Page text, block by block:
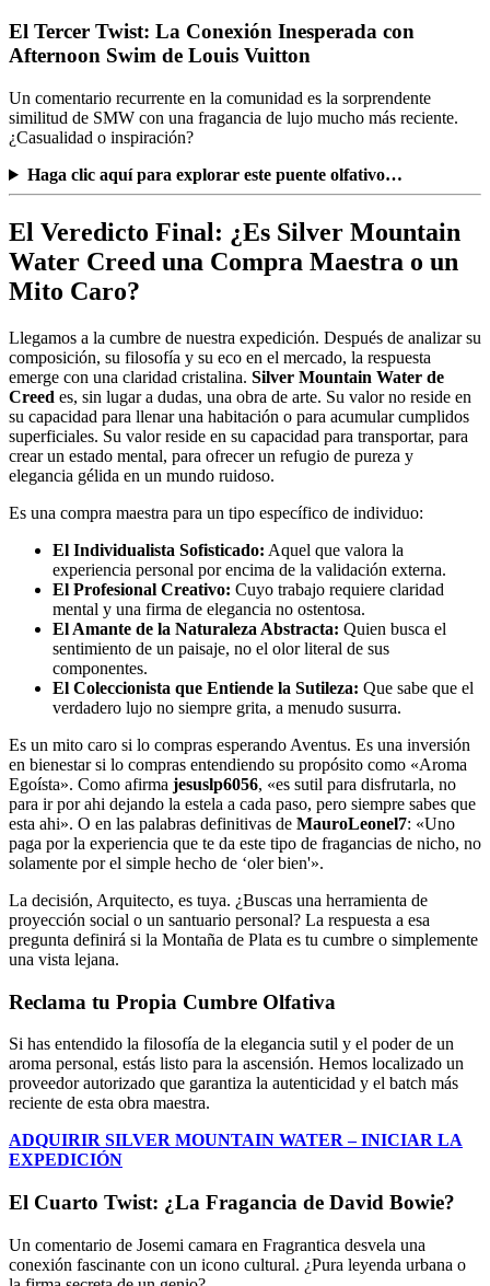
El Tercer Twist: La Conexión Inesperada con
Afternoon Swim de Louis Vuitton
Un comentario recurrente en la comunidad es la sorprendente
similitud de SMW con una fragancia de lujo mucho más reciente.
¿Casualidad o inspiración?
Haga clic aquí para explorar este puente olfativo…
El Veredicto Final: ¿Es Silver Mountain
Water Creed una Compra Maestra o un
Mito Caro?
Llegamos a la cumbre de nuestra expedición. Después de analizar su
composición, su filosofía y su eco en el mercado, la respuesta
emerge con una claridad cristalina. Silver Mountain Water de
Creed es, sin lugar a dudas, una obra de arte. Su valor no reside en
su capacidad para llenar una habitación o para acumular cumplidos
superficiales. Su valor reside en su capacidad para transportar, para
crear un estado mental, para ofrecer un refugio de pureza y
elegancia gélida en un mundo ruidoso.
Es una compra maestra para un tipo específico de individuo:
El Individualista Sofisticado: Aquel que valora la
experiencia personal por encima de la validación externa.
El Profesional Creativo: Cuyo trabajo requiere claridad
mental y una firma de elegancia no ostentosa.
El Amante de la Naturaleza Abstracta: Quien busca el
sentimiento de un paisaje, no el olor literal de sus
componentes.
El Coleccionista que Entiende la Sutileza: Que sabe que el
verdadero lujo no siempre grita, a menudo susurra.
Es un mito caro si lo compras esperando Aventus. Es una inversión
en bienestar si lo compras entendiendo su propósito como «Aroma
Egoísta». Como afirma jesuslp6056, «es sutil para disfrutarla, no
para ir por ahi dejando la estela a cada paso, pero siempre sabes que
esta ahi». O en las palabras definitivas de MauroLeonel7: «Uno
paga por la experiencia que te da este tipo de fragancias de nicho, no
solamente por el simple hecho de ‘oler bien'».
La decisión, Arquitecto, es tuya. ¿Buscas una herramienta de
proyección social o un santuario personal? La respuesta a esa
pregunta definirá si la Montaña de Plata es tu cumbre o simplemente
una vista lejana.
Reclama tu Propia Cumbre Olfativa
Si has entendido la filosofía de la elegancia sutil y el poder de un
aroma personal, estás listo para la ascensión. Hemos localizado un
proveedor autorizado que garantiza la autenticidad y el batch más
reciente de esta obra maestra.
ADQUIRIR SILVER MOUNTAIN WATER – INICIAR LA
EXPEDICIÓN
El Cuarto Twist: ¿La Fragancia de David Bowie?
Un comentario de Josemi camara en Fragrantica desvela una
conexión fascinante con un icono cultural. ¿Pura leyenda urbana o